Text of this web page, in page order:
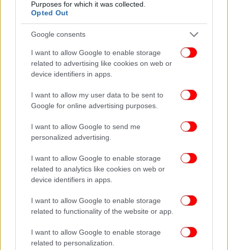
Purposes for which it was collected.
Opted Out
Google consents
I want to allow Google to enable storage
related to advertising like cookies on web or
device identifiers in apps.
I want to allow my user data to be sent to
Google for online advertising purposes.
I want to allow Google to send me
personalized advertising.
I want to allow Google to enable storage
related to analytics like cookies on web or
device identifiers in apps.
I want to allow Google to enable storage
related to functionality of the website or app.
I want to allow Google to enable storage
related to personalization.
Το ρωσικό υπουργείο Εξωτερικών δήλωσε επίσης
πραγματοποιηθούν διαβουλεύσεις σε επίπεδο
εμπειρογνωμόνων με την Ουάσινγκτον σε μια
σειρά διμερών θεμάτων που αναμένονταν να
γίνουν στο άμεσο μέλλον. Δεν διευκρίνισε σε ποια